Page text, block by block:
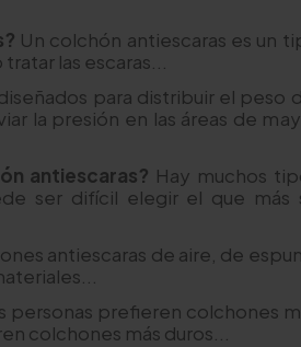
Un colchón antiescaras es un
las escaras...
para distribuir el peso
la presión en las áreas de
antiescaras? Hay muchos
ser difícil elegir el que más
antiescaras de aire, de
personas prefieren colchones
colchones más duros...